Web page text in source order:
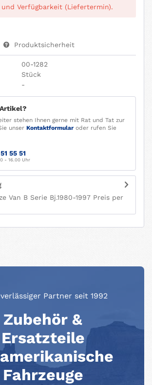
und Verfügbarkeit (Liefertermin).
Produktsicherheit
00-1282
Stück
-
stehen Ihnen gerne mit Rat und Tat zur
unser Kontaktformular oder rufen Sie
55 51
- 16.00 Uhr
Van B Serie Bj.1980-1997 Preis per
Partner seit 1992
Zubehör &
Ersatzteile
Fahrzeuge